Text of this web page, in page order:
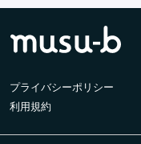
プライバシーポリシー
利用規約